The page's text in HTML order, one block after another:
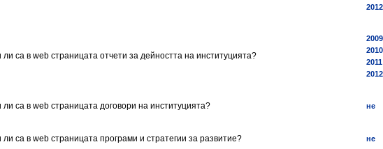
ли са в web страницата отчети за дейността на институцията?
2011
ли са в web страницата договори на институцията? не
ли са в web страницата програми и стратегии за развитие? не